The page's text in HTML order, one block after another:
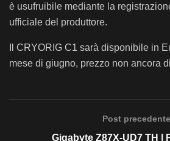
è usufruibile mediante la
ufficiale del produttore.
Il CRYORIG C1 sarà disponibile in
mese di giugno, prezzo non ancora
Post precedente
Gigabyte Z87X-UD7 TH |